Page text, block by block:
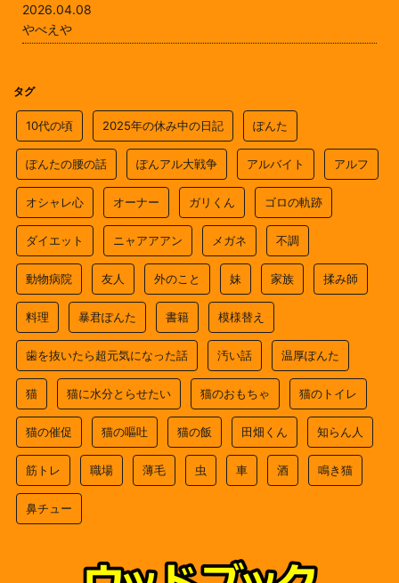
2026.04.08
やべえや
タグ
10代の頃 2025年の休み中の日記 ぽんた
ぽんたの腰の話 ぽんアル大戦争 アルバイト アルフ
オシャレ心 オーナー ガリくん ゴロの軌跡
ダイエット ニャアアアン メガネ 不調
動物病院 友人 外のこと 妹 家族 揉み師
料理 暴君ぽんた 書籍 模様替え
歯を抜いたら超元気になった話 汚い話 温厚ぽんた
猫 猫に水分とらせたい 猫のおもちゃ 猫のトイレ
猫の催促 猫の嘔吐 猫の飯 田畑くん 知らん人
筋トレ 職場 薄毛 虫 車 酒 鳴き猫
鼻チュー